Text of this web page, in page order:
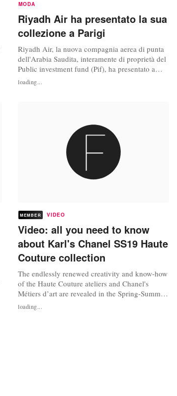
MODA
Riyadh Air ha presentato la sua
collezione a Parigi
Riyadh Air, la nuova compagnia aerea di punta
dell'Arabia Saudita, interamente di proprietà del
Public investment fund (Pif), ha presentato a
Parigi la collezione lifestyle. Nella creazione
della linea, lo stilista saudita Ashi si è ispirato
loading...
MEMBER VIDEO
Video: all you need to know
about Karl's Chanel SS19 Haute
Couture collection
The endlessly renewed creativity and know-how
of the Haute Couture ateliers and Chanel's
Métiers d’art are revealed in the Spring-Summer
2019 collection by Karl Lagerfeld. Source:
Chanel, YouTube.
loading...